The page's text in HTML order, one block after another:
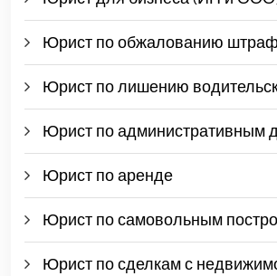
Юрист по обжалованию
Юрист по лишению
Юрист по административным
Юрист по аренде
Юрист по самовольным
Юрист по сделкам с